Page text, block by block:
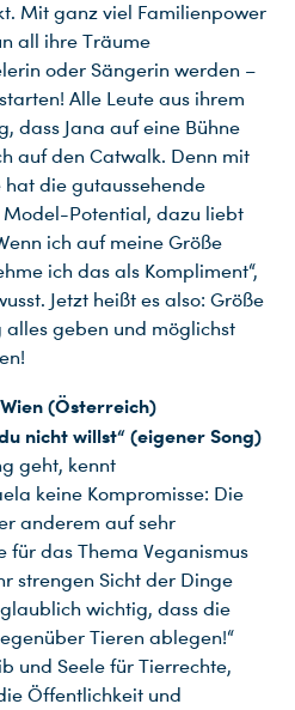
Mit ganz viel Familienpower
all ihre Träume
oder Sängerin werden –
Alle Leute aus ihrem
dass Jana auf eine Bühne
auf den Catwalk. Denn mit
hat die gutaussehende
Potential, dazu liebt
ich auf meine Größe
ich das als Kompliment“,
Jetzt heißt es also: Größe
alles geben und möglichst
(Österreich)
nicht willst“ (eigener Song)
geht, kennt
keine Kompromisse: Die
anderem auf sehr
für das Thema Veganismus
strengen Sicht der Dinge
wichtig, dass die
Tieren ablegen!“
und Seele für Tierrechte,
Öffentlichkeit und